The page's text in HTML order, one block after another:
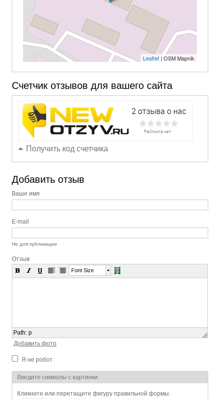
Leaflet| OSM Mapnik
Счетчик отзывов для вашего сайта
Получить код счетчика
Добавить отзыв
Ваше имя
E-mail
Не для публикации
Отзыв
Font Size
Path:p
Добавить фото
Я не робот
Я спамер
Введите символы с картинки
Кликните или перетащите фигуру правильной формы.